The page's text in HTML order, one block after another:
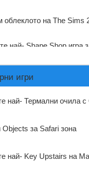
облеклото на The Sims
най- Shape Shop игра
игри
най- Термални очила с
Objects за Safari зона
най- Key Upstairs на